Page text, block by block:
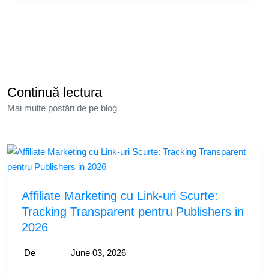
Continuă lectura
Mai multe postări de pe blog
Affiliate Marketing cu Link-uri Scurte:
Tracking Transparent pentru Publishers in
2026
De June 03, 2026